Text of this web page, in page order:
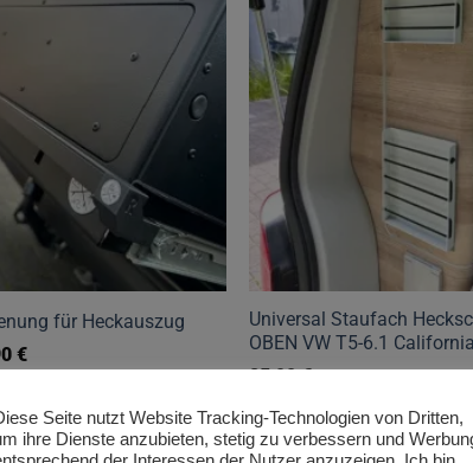
für Heckauszug
€
€Aktueller
Preis
39,90 €.
Universal Staufach
OBEN VW T5-6.1 California
25,90€
Dieses
Produkt
Seite nutzt Website Tracking-Technologien von Dritten,
ihre Dienste anzubieten, stetig zu verbessern und